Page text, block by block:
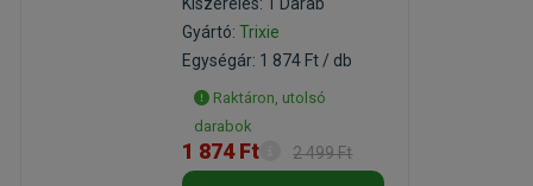
Gyártó:Trixie
Egységár: 1 874 Ft / db
Raktáron, utolsó
darabok
1 874 Ft 2 499 Ft